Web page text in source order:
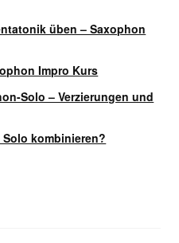
üben – Saxophon
Impro Kurs
Solo – Verzierungen und
kombinieren?